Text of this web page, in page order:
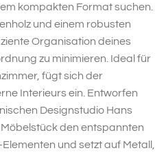
kompakten Format suchen.
und einem robusten
Organisation deines
zu minimieren. Ideal für
fügt sich der
Interieurs ein. Entworfen
Designstudio Hans
Möbelstück den entspannten
und setzt auf Metall,